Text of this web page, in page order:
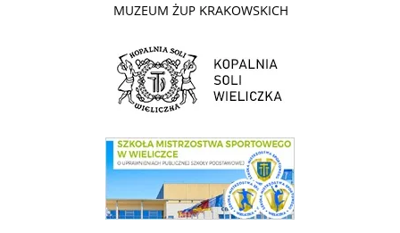
link do strony Kopalni Soli Wieliczka
link do SMS Wieliczka